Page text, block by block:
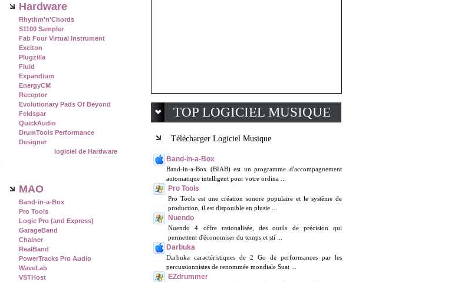
Hardware
Rhythm'n'Chords
S1100 Sampler
Fab Four Virtual Instrument
Exciton
Plugzilla
Fluid
Expandium
EnergyCM
Receptor
Evolutionary Pads Of Beyond
Feldspar
QuickAudio
DrumTools Performance
Designer
logiciel de Hardware
MAO
Band-in-a-Box
Pro Tools
Logic Pro (and Express)
GarageBand
Chainer
RealBand
PowerTracks Pro Audio
WaveLab
VSTHost
TOP LOGICIEL MUSIQUE
Télécharger Logiciel Musique
Band-in-a-Box
Band-in-a-Box (BIAB) est un programme d'accompagnement
automatique intelligent pour votre ordina ...
Pro Tools
Pro Tools est une création sonore populaire et le système de
production, il est disponible en plusie ...
Nuendo
Nuendo 4 offre rationalisée, des outils de précision qui
permettent d'économiser du temps et sti ...
Darbuka
Darbuka caractéristiques de 2 Go de performances par les
percussionnistes de renommée mondiale Suat ...
EZdrummer